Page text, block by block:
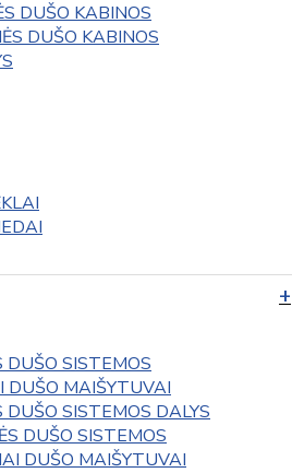
DUŠO KABINOS
DUŠO KABINOS
DUŠO SISTEMOS
DUŠO MAIŠYTUVAI
DUŠO SISTEMOS DALYS
DUŠO SISTEMOS
DUŠO MAIŠYTUVAI